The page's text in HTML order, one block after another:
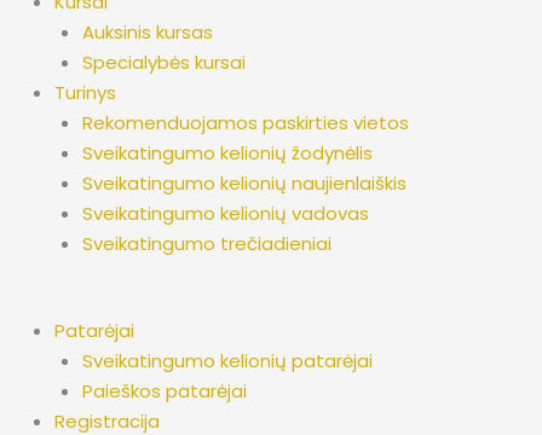
Auksinis kursas
Specialybės kursai
Turinys
Rekomenduojamos paskirties vietos
Sveikatingumo kelionių žodynėlis
Sveikatingumo kelionių naujienlaiškis
Sveikatingumo kelionių vadovas
Sveikatingumo trečiadieniai
Patarėjai
Sveikatingumo kelionių patarėjai
Paieškos patarėjai
Registracija